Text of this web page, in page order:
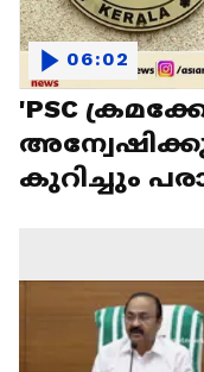
'PSC
കുറിച്ചും
06:02